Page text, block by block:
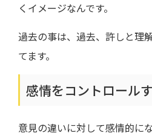
くイメージなんです。
過去の事は、過去、許しと理
てます。
感情をコントロール
意見の違いに対して感情的に